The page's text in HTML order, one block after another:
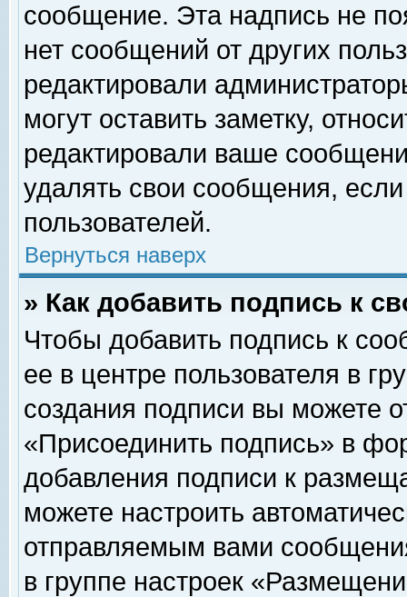
сообщение. Эта надпись не
нет сообщений от других
редактировали
могут оставить заметку,
редактировали ваше
удалять свои сообщения,
пользователей.
Вернуться наверх
» Как добавить подпись к
Чтобы добавить подпись к
ее в центре пользователя в
создания подписи вы можете
«Присоединить подпись» в
добавления подписи к
можете настроить
отправляемым вами
в группе настроек